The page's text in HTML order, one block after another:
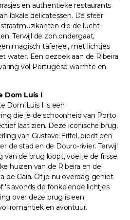
en authentieke restaurants
lokale delicatessen. De sfeer
die de lucht
Terwijl de zon ondergaat,
magisch tafereel, met lichtjes
water. Een bezoek aan de Ribeira
vol Portugese warmte en
Dom Luís I
Dom Luís I is een
die je de schoonheid van Porto
laat zien. Deze iconische brug,
van Gustave Eiffel, biedt een
de stad en de Douro-rivier. Terwijl
van de brug loopt, voel je de frisse
huizen van de Ribeira en de
de Gaia. Of je nu overdag geniet
's avonds de fonkelende lichtjes
over deze brug is een
romantiek en avontuur.